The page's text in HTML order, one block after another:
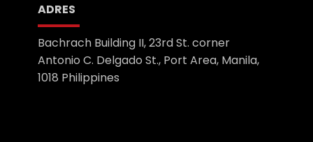
ADRES
Bachrach Building II, 23rd St. corner
Antonio C. Delgado St., Port Area, Manila,
1018 Philippines